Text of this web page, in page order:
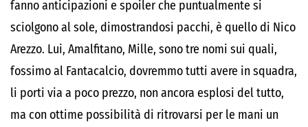
fanno anticipazioni e spoiler che puntualmente si
sciolgono al sole, dimostrandosi pacchi, è quello di Nico
Arezzo. Lui, Amalfitano, Mille, sono tre nomi sui quali,
fossimo al Fantacalcio, dovremmo tutti avere in squadra,
li porti via a poco prezzo, non ancora esplosi del tutto,
ma con ottime possibilità di ritrovarsi per le mani un